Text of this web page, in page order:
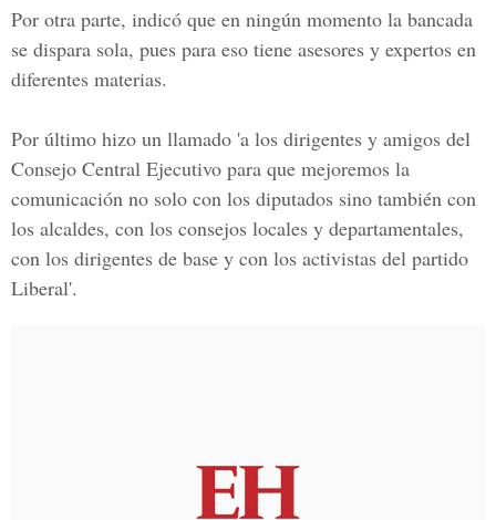
Por otra parte, indicó que en ningún momento la bancada
se dispara sola, pues para eso tiene asesores y expertos en
diferentes materias.
Por último hizo un llamado 'a los dirigentes y amigos del
Consejo Central Ejecutivo para que mejoremos la
comunicación no solo con los diputados sino también con
los alcaldes, con los consejos locales y departamentales,
con los dirigentes de base y con los activistas del partido
Liberal'.